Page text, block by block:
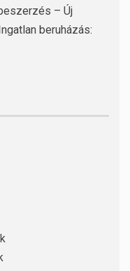
– Új
beruházás: